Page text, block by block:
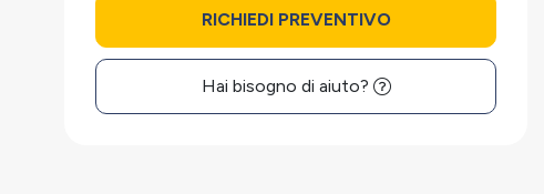
RICHIEDI PREVENTIVO
Hai bisogno di aiuto?